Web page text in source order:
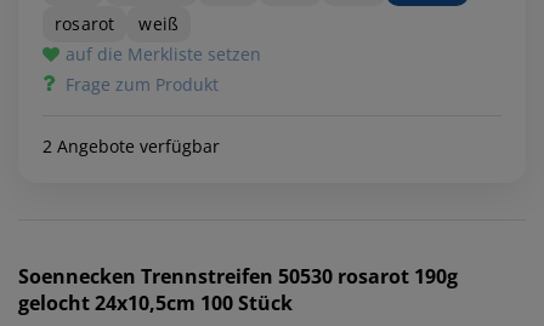
rosarot
weiß
auf die Merkliste setzen
Frage zum Produkt
2 Angebote verfügbar
Soennecken Trennstreifen 50530 rosarot 190g
gelocht 24x10,5cm 100 Stück